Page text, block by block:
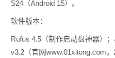
S24（Android 15）。
软件版本：
Rufus 4.5（制作启动盘神器）
v3.2（官网www.01xitong.com